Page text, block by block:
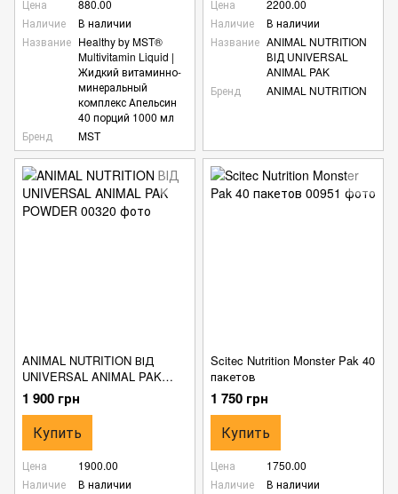
Цена
880.00
Наличие
В наличии
Название Healthy by MST®
Multivitamin Liquid |
Жидкий витаминно-
минеральный
комплекс Апельсин
40 порций 1000 мл
Бренд
MST
Цена
2200.00
Наличие
В наличии
Название ANIMAL NUTRITION
ВІД UNIVERSAL
ANIMAL PAK
Бренд
ANIMAL NUTRITION
ANIMAL NUTRITION ВІД
UNIVERSAL ANIMAL PAK
POWDER
1 900 грн
Купить
Цена
1900.00
Наличие
В наличии
Scitec Nutrition Monster Pak 40
пакетов
1 750 грн
Купить
Цена
1750.00
Наличие
В наличии